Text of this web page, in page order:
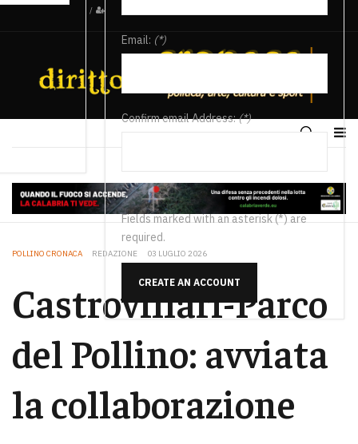
/
Email: (*)
Confirm email Address:(*)
Fields marked with an asterisk (*) are
required.
CREATE AN ACCOUNT
POLLINO CRONACA REDAZIONE 03 LUGLIO 2026
Castrovillari-Parco
del Pollino: avviata
la collaborazione